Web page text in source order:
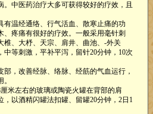
中医药治疗大多可获得较好的疗效，且
经通络、行气活血、散寒止痛的功
、疼痛有很好的疗效。一般采用毫针刺
椎、大杼、天宗、肩井、曲池、-外关
中等刺激，平补平泻，留针20分钟，10次
改善经脉、络脉、经筋的气血运行，
。
左右的玻璃或陶瓷火罐在背部的肩
，以酒精闪罐法扣罐、留罐20分钟，2日1